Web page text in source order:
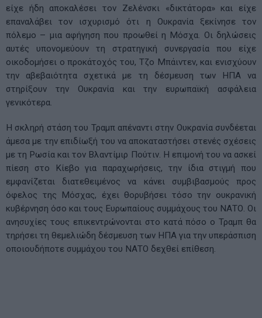
είχε ήδη αποκαλέσει τον Ζελένσκι «δικτάτορα» και είχε
επαναλάβει τον ισχυρισμό ότι η Ουκρανία ξεκίνησε τον
πόλεμο – μια αφήγηση που προωθεί η Μόσχα. Οι δηλώσεις
αυτές υπονομεύουν τη στρατηγική συνεργασία που είχε
οικοδομήσει ο προκάτοχός του, Τζο Μπάιντεν, και ενισχύουν
την αβεβαιότητα σχετικά με τη δέσμευση των ΗΠΑ να
στηρίξουν την Ουκρανία και την ευρωπαϊκή ασφάλεια
γενικότερα.
Η σκληρή στάση του Τραμπ απέναντι στην Ουκρανία συνδέεται
άμεσα με την επιδίωξή του να αποκαταστήσει στενές σχέσεις
με τη Ρωσία και τον Βλαντίμιρ Πούτιν. Η επιμονή του να ασκεί
πίεση στο Κίεβο για παραχωρήσεις, την ίδια στιγμή που
εμφανίζεται διατεθειμένος να κάνει συμβιβασμούς προς
όφελος της Μόσχας, έχει θορυβήσει τόσο την ουκρανική
κυβέρνηση όσο και τους Ευρωπαίους συμμάχους του ΝΑΤΟ. Οι
ανησυχίες τους επικεντρώνονται στο κατά πόσο ο Τραμπ θα
τηρήσει τη θεμελιώδη δέσμευση των ΗΠΑ για την υπεράσπιση
οποιουδήποτε συμμάχου του ΝΑΤΟ δεχθεί επίθεση.